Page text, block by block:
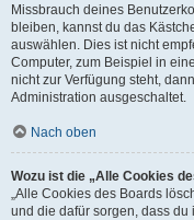
Missbrauch deines
bleiben, kannst du das
auswählen. Dies ist nicht
Computer, zum Beispiel in
nicht zur Verfügung steht,
Administration ausgeschaltet.
Nach oben
Wozu ist die „Alle Cookies
„Alle Cookies des Boards
und die dafür sorgen, dass